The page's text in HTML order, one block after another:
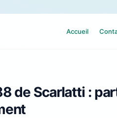
Accueil
de Scarlatti :